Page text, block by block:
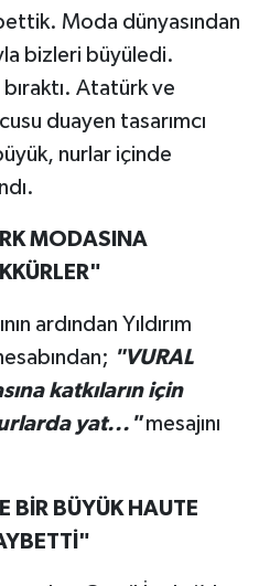
Moda dünyasından
bizleri büyüledi.
bıraktı. Atatürk ve
duayen tasarımcı
nurlar içinde
MODASINA
ardından Yıldırım
"VURAL
katkıların için
yat..."mesajını
BİR BÜYÜK HAUTE